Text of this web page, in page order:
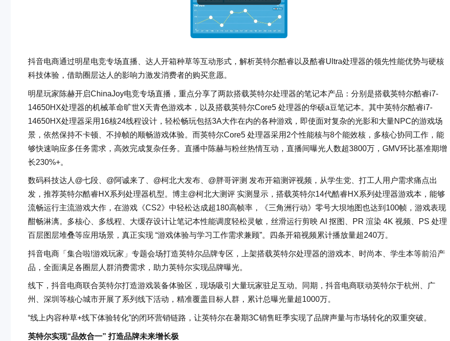
抖音电商通过明星电竞专场直播、达人开箱种草等互动形式，解析英特尔酷睿以及酷睿Ultra处理器的领先性能优势与硬核
科技体验，借助圈层达人的影响力激发消费者的购买意愿。
明星玩家陈赫开启ChinaJoy电竞专场直播，重点分享了两款搭载英特尔处理器的笔记本产品：分别是搭载英特尔酷睿i7-
14650HX处理器的机械革命旷世X天青色游戏本，以及搭载英特尔Core5 处理器的华硕a豆笔记本。其中英特尔酷睿i7-
14650HX处理器采用16核24线程设计，轻松畅玩包括3A大作在内的各种游戏，即使面对复杂的光影和大量NPC的游戏场
景，依然保持不卡顿、不掉帧的顺畅游戏体验。而英特尔Core5 处理器采用2个性能核与8个能效核，多核心协同工作，能
够快速响应多任务需求，高效完成复杂任务。直播中陈赫与粉丝热情互动，直播间曝光人数超3800万，GMV环比基准期增
长230%+。
数码科技达人@七段、@阿诚来了、@柯北大发布、@胖哥评测 发布开箱测评视频，从学生党、打工人用户需求痛点出
发，推荐英特尔酷睿HX系列处理器机型。博主@柯北大测评 实测显示，搭载英特尔14代酷睿HX系列处理器游戏本，能够
流畅运行主流游戏大作，在游戏《CS2》中轻松达成超180高帧率，《三角洲行动》零号大坝地图也达到100帧，游戏表现
酣畅淋漓。多核心、多线程、大缓存设计让笔记本性能调度轻松灵敏，丝滑运行剪映 AI 抠图、PR 渲染 4K 视频、PS 处理
百层图层堆叠等应用场景，真正实现 “游戏体验与学习工作需求兼顾”。四条开箱视频累计播放量超240万。
抖音电商「集合啦!游戏玩家」专题会场打造英特尔品牌专区，上架搭载英特尔处理器的游戏本、时尚本、学生本等前沿产
品，全面满足各圈层人群消费需求，助力英特尔实现品牌曝光。
线下，抖音电商联合英特尔打造游戏装备体验区，现场吸引大量玩家驻足互动。同期，抖音电商联动英特尔于杭州、广
州、深圳等核心城市开展了系列线下活动，精准覆盖目标人群，累计总曝光量超1000万。
“线上内容种草+线下体验转化”的闭环营销链路，让英特尔在暑期3C销售旺季实现了品牌声量与市场转化的双重突破。
英特尔实现“品效合一” 打造品牌未来增长极